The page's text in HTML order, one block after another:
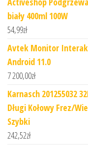
biały 400ml 100W
54,99zł
Avtek Monitor
Android 11.0
7 200,00zł
Karnasch 201255032
Długi Kołowy Frez/
Szybki
242,52zł